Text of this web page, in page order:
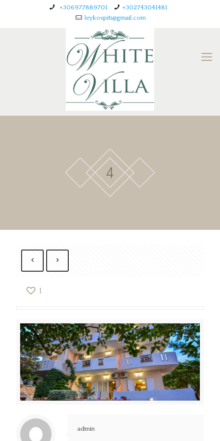
+306977889701
+302743041481
leykospiti@gmail.com
4
1
admin